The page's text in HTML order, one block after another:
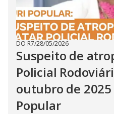
DO R7/28/05/2026
Suspeito de
Policial
outubro de 2025
Popular